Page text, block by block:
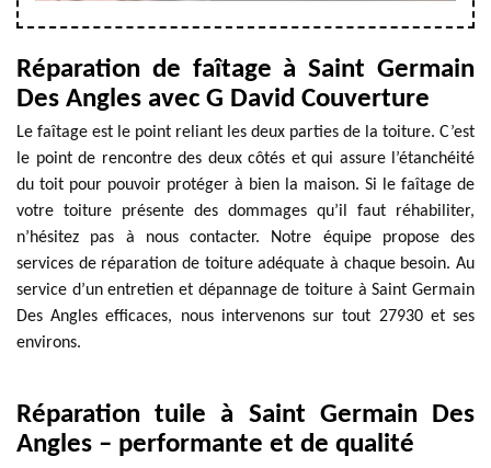
Réparation de faîtage à Saint Germain
Des Angles avec G David Couverture
Le faîtage est le point reliant les deux parties de la toiture. C’est
le point de rencontre des deux côtés et qui assure l’étanchéité
du toit pour pouvoir protéger à bien la maison. Si le faîtage de
votre toiture présente des dommages qu’il faut réhabiliter,
n’hésitez pas à nous contacter. Notre équipe propose des
services de réparation de toiture adéquate à chaque besoin. Au
service d’un entretien et dépannage de toiture à Saint Germain
Des Angles efficaces, nous intervenons sur tout 27930 et ses
environs.
Réparation tuile à Saint Germain Des
Angles – performante et de qualité